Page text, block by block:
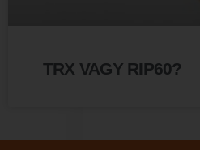
TRX VAGY RIP60?